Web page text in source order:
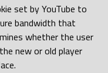
set by YouTube to
bandwidth that
whether the user
new or old player